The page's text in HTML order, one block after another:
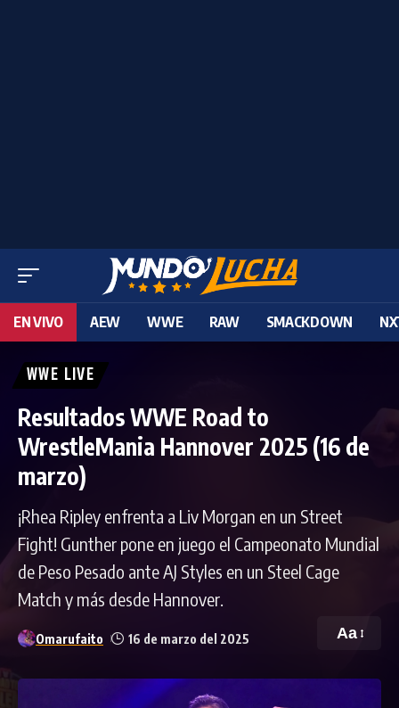
EN VIVO AEW WWE RAW SMACKDOWN
WWE LIVE
Resultados WWE Road to
WrestleMania Hannover 2025 (16 de
marzo)
¡Rhea Ripley enfrenta a Liv Morgan en un Street
Fight! Gunther pone en juego el Campeonato Mundial
de Peso Pesado ante AJ Styles en un Steel Cage
Match y más desde Hannover.
Omarufaito 16 de marzo del 2025 Aa